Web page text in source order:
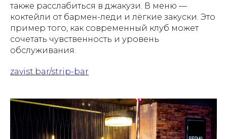
также расслабиться в джакузи. В меню —
коктейли от бармен-леди и лёгкие закуски. Это
пример того, как современный клуб может
сочетать чувственность и уровень
обслуживания.
zavist.bar/strip-bar